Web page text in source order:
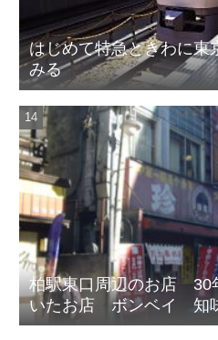
はじめて特急ときわに東
みる
柏駅東口周辺のお店 30
いたお店 ボンベイ 知